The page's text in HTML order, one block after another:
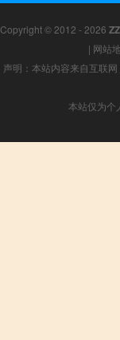
Copyright © 2012 - 2026
| 网站
声明：本站内容来自互联
本站仅为个